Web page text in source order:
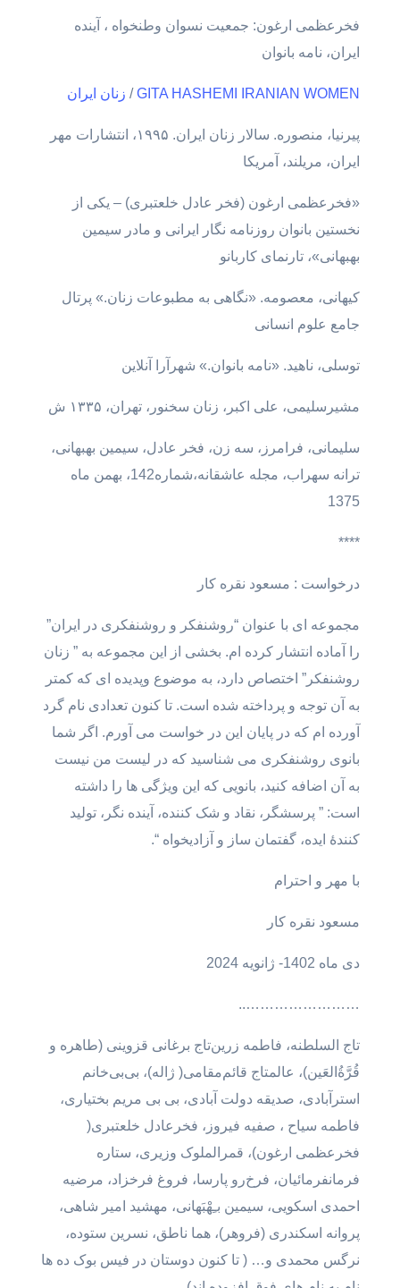
فخرعظمی ارغون: جمعیت نسوان وطنخواه ، آینده
ایران، نامه بانوان
GITA HASHEMI IRANIAN WOMEN
/ زنان ایران
پیرنیا، منصوره. سالار زنان ایران. ۱۹۹۵، انتشارات مهر
ایران، مریلند، آمریکا
«فخرعظمی ارغون (فخر عادل خلعتبری) – یکی از
نخستین بانوان روزنامه نگار ایرانی و مادر سیمین
بهبهانی»، تارنمای کاربانو
کیهانی، معصومه. «نگاهی به مطبوعات زنان.» پرتال
جامع علوم انسانی
توسلی، ناهید. «نامه بانوان.» شهرآرا آنلاین
مشیرسلیمی، علی اکبر، زنان سخنور، تهران، ۱۳۳۵ ش
سلیمانی، فرامرز، سه زن، فخر عادل، سیمین بهبهانی،
ترانه سهراب، مجله عاشقانه،شماره142، بهمن ماه
1375
****
درخواست : مسعود نقره کار
مجموعه ای با عنوان “روشنفکر و روشنفکری در ایران”
را آماده انتشار کرده ام. بخشی از این مجموعه به ” زنان
روشنفکر” اختصاص دارد، به موضوع وپدیده ای که کمتر
به آن توجه و پرداخته شده است. تا کنون تعدادی نام گرد
آورده ام که در پایان این در خواست می آورم. اگر شما
بانوی روشنفکری می شناسید که در لیست من نیست
به آن اضافه کنید، بانویی که این ویژگی ها را داشته
است: ” پرسشگر، نقاد و شک کننده، آینده نگر، تولید
کنندۀ ایده، گفتمان ساز و آزادیخواه “.
با مهر و احترام
مسعود نقره کار
دی ماه 1402- ژانویه 2024
……………………..
تاج السلطنه، فاطمه زرین‌تاج برغانی قزوینی (طاهره و
قُرَّةُالعَین)، عالمتاج قائم‌مقامی( ژاله)، بی‌بی‌خانم
استرآبادی، صدیقه دولت آبادی، بی بی مریم بختیاری،
فاطمه سیاح ، صفیه فیروز، فخرعادل خلعتبری(
فخرعظمی ارغون)، قمرالملوک وزیری، ستاره
فرمانفرمائیان، فرخ‌رو پارسا، فروغ‌ فرخزاد، مرضیه
احمدی اسکویی، سیمین بـِهْبَهانی، مهشید امیر شاهی،
پروانه اسکندری (فروهر)، هما ناطق، نسرین ستوده،
نرگس محمدی و… ( تا کنون دوستان در فیس بوک ده ها